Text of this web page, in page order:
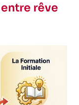
rêve